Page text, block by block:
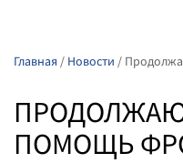
Главная / Новости /
ПОМОЩЬ